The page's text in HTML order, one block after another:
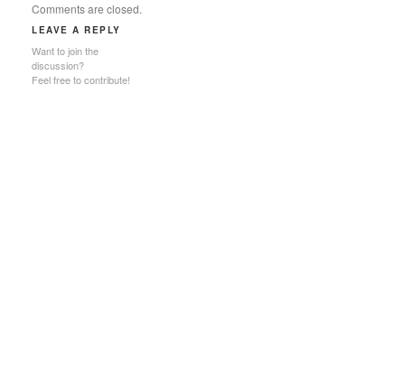
Comments are closed.
LEAVE A REPLY
Want to join the
discussion?
Feel free to contribute!